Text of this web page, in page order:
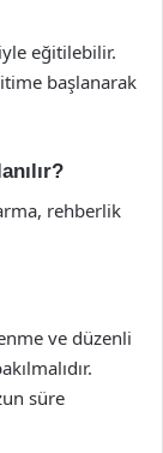
eğitilebilir.
başlanarak
rehberlik
ve düzenli
süre